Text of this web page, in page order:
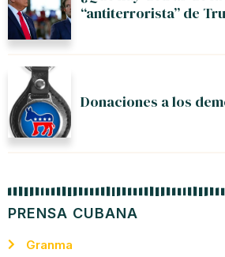
“antiterrorista” de
Donaciones a los
PRENSA CUBANA
Granma